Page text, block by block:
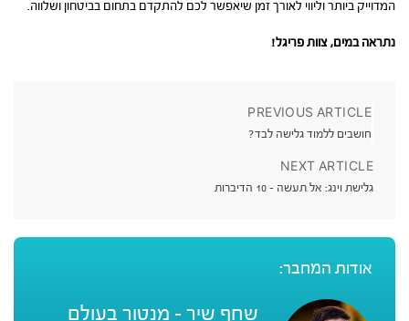
המדוייק ביותר וליווי לאורך זמן שיאפשר לכם להתקדם בתחום בביטחון ושלווה.
נתראה במים, צוות פריגל!
PREVIOUS ARTICLE
חושבים ללמוד גלישה לבד?
NEXT ARTICLE
גלישת וינג: אל תעשה – 10 הדיברות
אודות המחבר:
שחף שיר - מנטור בעולם